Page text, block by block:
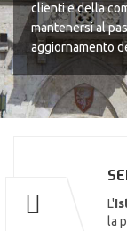
clienti e della
mantenersi al
aggiornamento
L'
la